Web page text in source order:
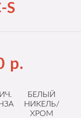
S
р.
БЕЛЫЙ
НИКЕЛЬ/
ХРОМ